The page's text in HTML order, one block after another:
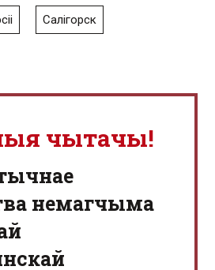
Салігорск
чытачы!
немагчыма